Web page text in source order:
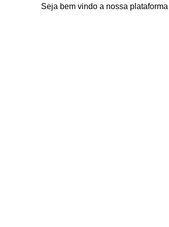
Seja bem vindo a nossa plataforma e-